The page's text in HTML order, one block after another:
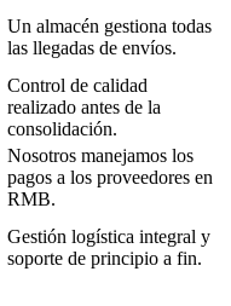
Un almacén gestiona todas
las llegadas de envíos.
Control de calidad
realizado antes de la
consolidación.
Nosotros manejamos los
pagos a los proveedores en
RMB.
Gestión logística integral y
soporte de principio a fin.